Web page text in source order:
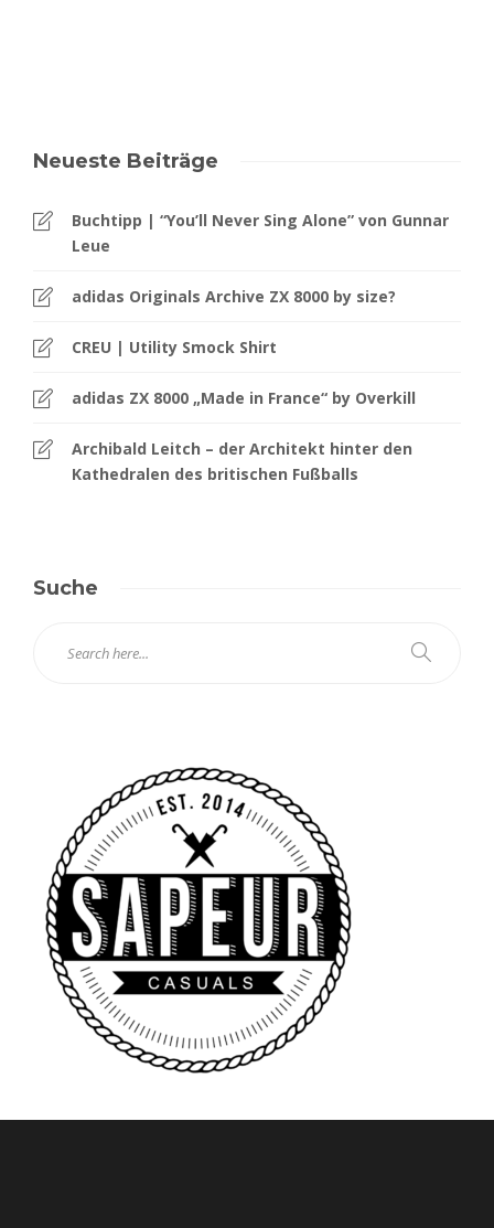
Neueste Beiträge
Buchtipp | “You’ll Never Sing Alone” von Gunnar
Leue
adidas Originals Archive ZX 8000 by size?
CREU | Utility Smock Shirt
adidas ZX 8000 „Made in France“ by Overkill
Archibald Leitch – der Architekt hinter den
Kathedralen des britischen Fußballs
Suche